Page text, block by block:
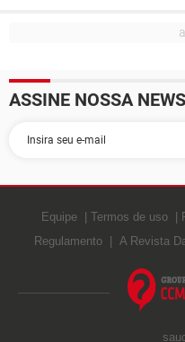
ASSINE NOSSA
Equipe Termos de uso
Regulamento
A Revista